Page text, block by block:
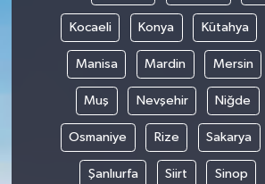
Kocaeli Konya Kütahya
Manisa Mardin Mersin
Muş Nevşehir Niğde
Osmaniye Rize Sakarya
Şanlıurfa Siirt Sinop